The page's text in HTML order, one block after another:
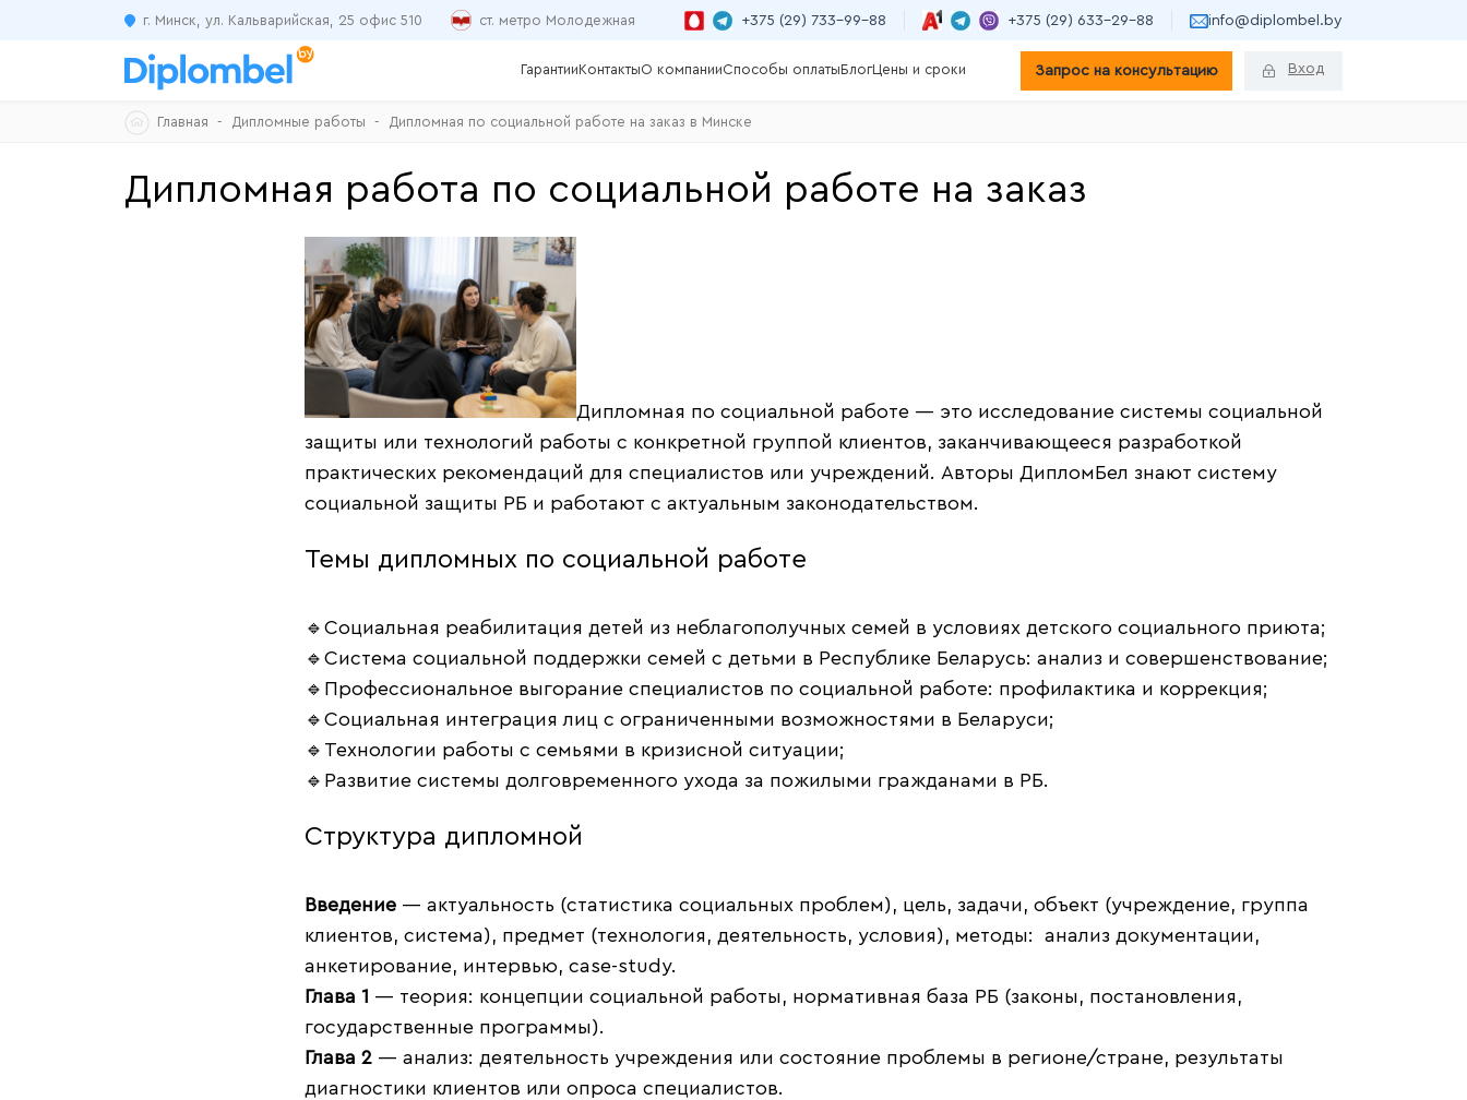
г. Минск, ул. Кальварийская, 25 офис 510 ст. метро Молодежная +375 (29) 733-99-88 +375 (29) 633-29-88 info@diplombel.by
ГарантииКонтактыО компанииСпособы оплатыБлогЦены и сроки Запрос на консультацию Вход
Главная Дипломные работы Дипломная по социальной работе на заказ в Минске
Дипломная работа по социальной работе на заказ
Дипломная по социальной работе — это исследование системы социальной
защиты или технологий работы с конкретной группой клиентов, заканчивающееся разработкой
практических рекомендаций для специалистов или учреждений. Авторы ДипломБел знают систему
социальной защиты РБ и работают с актуальным законодательством.
Темы дипломных по социальной работе
🔹Социальная реабилитация детей из неблагополучных семей в условиях детского социального приюта;
🔹Система социальной поддержки семей с детьми в Республике Беларусь: анализ и совершенствование;
🔹Профессиональное выгорание специалистов по социальной работе: профилактика и коррекция;
🔹Социальная интеграция лиц с ограниченными возможностями в Беларуси;
🔹Технологии работы с семьями в кризисной ситуации;
🔹Развитие системы долговременного ухода за пожилыми гражданами в РБ.
Структура дипломной
Введение — актуальность (статистика социальных проблем), цель, задачи, объект (учреждение, группа
клиентов, система), предмет (технология, деятельность, условия), методы: анализ документации,
анкетирование, интервью, case-study.
Глава 1 — теория: концепции социальной работы, нормативная база РБ (законы, постановления,
государственные программы).
Глава 2 — анализ: деятельность учреждения или состояние проблемы в регионе/стране, результаты
диагностики клиентов или опроса специалистов.